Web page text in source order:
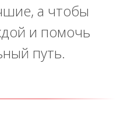
а чтобы
и помочь
путь.